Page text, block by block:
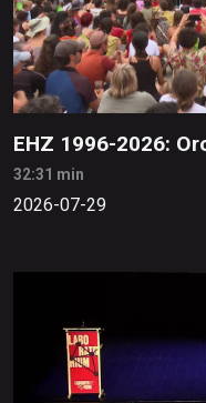
EHZ 1996-2026:
32:31 min
2026-07-29